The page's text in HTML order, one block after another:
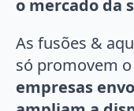
o mercado da
As fusões &
só promovem o
empresas